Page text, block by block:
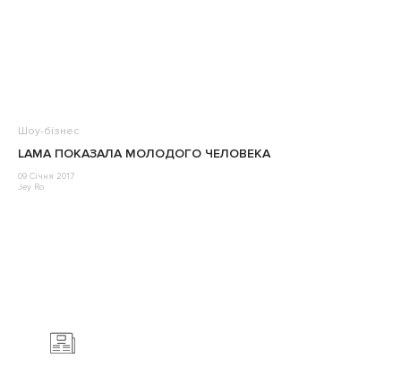
Шоу-бізнес
LAMA ПОКАЗАЛА МОЛОДОГО ЧЕЛОВЕКА
09 Січня 2017
Jey Ro